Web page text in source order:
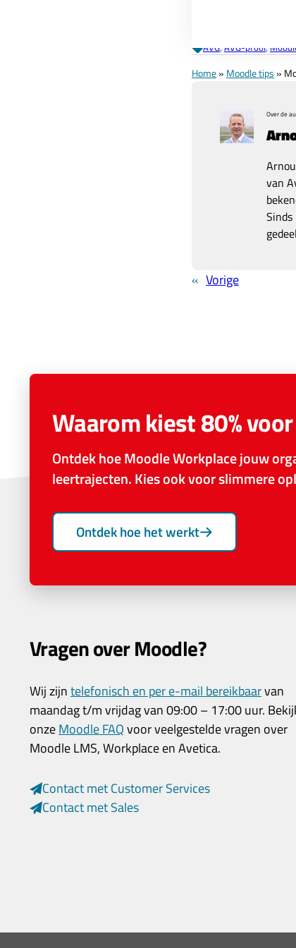
AVG, AVG-proof,
Home» Moodle tips »
Over de
van
« Vorige
Waarom kiest 80%
Ontdek hoe Moodle Workplace jouw
leertrajecten. Kies ook voor slimmere
Ontdek hoe het werkt
Vragen over Moodle?
Wij zijntelefonisch en per e-mail bereikbaarvan
maandag t/m vrijdag van 09:00 – 17:00 uur.
onzeMoodle FAQvoor veelgestelde vragen over
Moodle LMS, Workplace en Avetica.
Contact met Customer Services
Contact met Sales